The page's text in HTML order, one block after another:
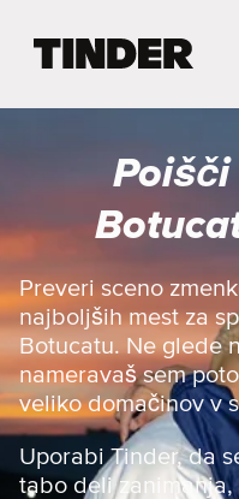
e
r
D
m
o
v
Preveri sceno
najboljših mest za
Botucatu. Ne glede
nameravaš sem
veliko domačinov v
Uporabi Tinder, da
tabo deli